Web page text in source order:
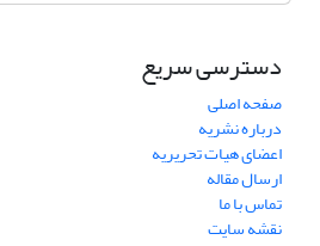
دسترسی سریع
صفحه اصلی
درباره نشریه
اعضای هیات تحریریه
ارسال مقاله
تماس با ما
نقشه سایت